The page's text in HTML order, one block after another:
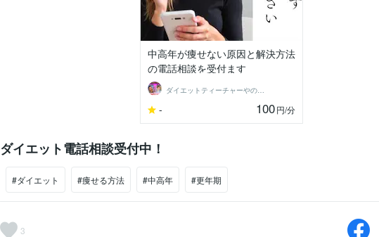
中高年が痩せない原因と解決方法
の電話相談を受付ます
- 100円/分
ダイエット電話相談受付中！
#ダイエット #痩せる方法 #中高年 #更年期
3